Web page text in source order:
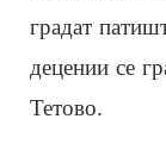
градат
децении се
Тетово.